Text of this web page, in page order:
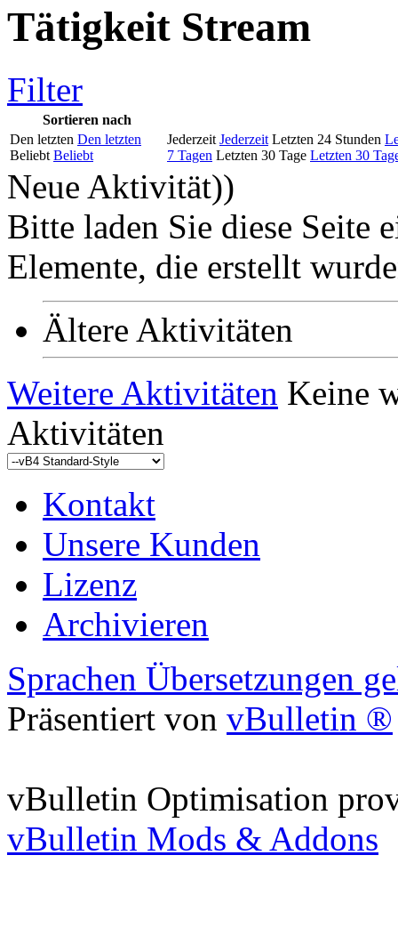
Tätigkeit Stream
Filter
Sortieren nach
Den letzten Den letzten
Beliebt Beliebt
Jederzeit Jederzeit Letzten 24 Stunden
7 Tagen Letzten 30 Tage Letzten 30
Neue Aktivität))
Bitte laden Sie diese Seite
Elemente, die erstellt
Ältere Aktivitäten
Weitere Aktivitäten Keine
Aktivitäten
Kontakt
Unsere Kunden
Lizenz
Archivieren
Sprachen Übersetzungen
Präsentiert von vBulletin ®
vBulletin Optimisation
vBulletin Mods & Addons